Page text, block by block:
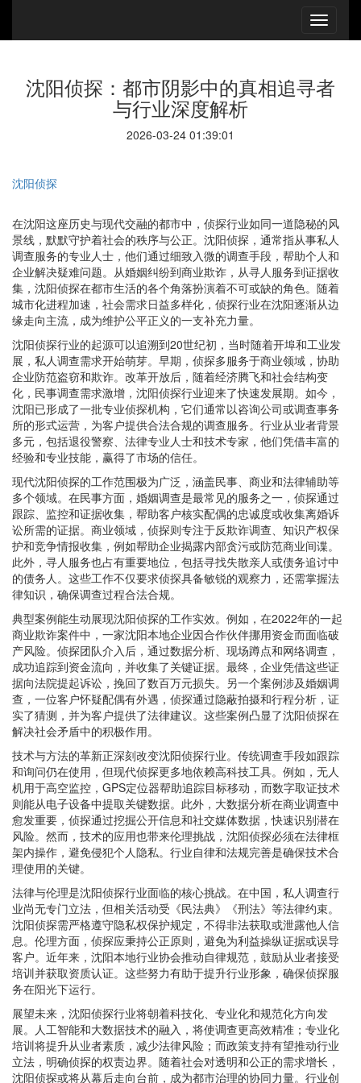
沈阳侦探：都市阴影中的真相追寻者
与行业深度解析
2026-03-24 01:39:01
沈阳侦探
在沈阳这座历史与现代交融的都市中，侦探行业如同一道隐秘的风
景线，默默守护着社会的秩序与公正。沈阳侦探，通常指从事私人
调查服务的专业人士，他们通过细致入微的调查手段，帮助个人和
企业解决疑难问题。从婚姻纠纷到商业欺诈，从寻人服务到证据收
集，沈阳侦探在都市生活的各个角落扮演着不可或缺的角色。随着
城市化进程加速，社会需求日益多样化，侦探行业在沈阳逐渐从边
缘走向主流，成为维护公平正义的一支补充力量。
沈阳侦探行业的起源可以追溯到20世纪初，当时随着开埠和工业发
展，私人调查需求开始萌芽。早期，侦探多服务于商业领域，协助
企业防范盗窃和欺诈。改革开放后，随着经济腾飞和社会结构变
化，民事调查需求激增，沈阳侦探行业迎来了快速发展期。如今，
沈阳已形成了一批专业侦探机构，它们通常以咨询公司或调查事务
所的形式运营，为客户提供合法合规的调查服务。行业从业者背景
多元，包括退役警察、法律专业人士和技术专家，他们凭借丰富的
经验和专业技能，赢得了市场的信任。
现代沈阳侦探的工作范围极为广泛，涵盖民事、商业和法律辅助等
多个领域。在民事方面，婚姻调查是最常见的服务之一，侦探通过
跟踪、监控和证据收集，帮助客户核实配偶的忠诚度或收集离婚诉
讼所需的证据。商业领域，侦探则专注于反欺诈调查、知识产权保
护和竞争情报收集，例如帮助企业揭露内部贪污或防范商业间谍。
此外，寻人服务也占有重要地位，包括寻找失散亲人或债务追讨中
的债务人。这些工作不仅要求侦探具备敏锐的观察力，还需掌握法
律知识，确保调查过程合法合规。
典型案例能生动展现沈阳侦探的工作实效。例如，在2022年的一起
商业欺诈案件中，一家沈阳本地企业因合作伙伴挪用资金而面临破
产风险。侦探团队介入后，通过数据分析、现场蹲点和网络调查，
成功追踪到资金流向，并收集了关键证据。最终，企业凭借这些证
据向法院提起诉讼，挽回了数百万元损失。另一个案例涉及婚姻调
查，一位客户怀疑配偶有外遇，侦探通过隐蔽拍摄和行程分析，证
实了猜测，并为客户提供了法律建议。这些案例凸显了沈阳侦探在
解决社会矛盾中的积极作用。
技术与方法的革新正深刻改变沈阳侦探行业。传统调查手段如跟踪
和询问仍在使用，但现代侦探更多地依赖高科技工具。例如，无人
机用于高空监控，GPS定位器帮助追踪目标移动，而数字取证技术
则能从电子设备中提取关键数据。此外，大数据分析在商业调查中
愈发重要，侦探通过挖掘公开信息和社交媒体数据，快速识别潜在
风险。然而，技术的应用也带来伦理挑战，沈阳侦探必须在法律框
架内操作，避免侵犯个人隐私。行业自律和法规完善是确保技术合
理使用的关键。
法律与伦理是沈阳侦探行业面临的核心挑战。在中国，私人调查行
业尚无专门立法，但相关活动受《民法典》《刑法》等法律约束。
沈阳侦探需严格遵守隐私权保护规定，不得非法获取或泄露他人信
息。伦理方面，侦探应秉持公正原则，避免为利益操纵证据或误导
客户。近年来，沈阳本地行业协会推动自律规范，鼓励从业者接受
培训并获取资质认证。这些努力有助于提升行业形象，确保侦探服
务在阳光下运行。
展望未来，沈阳侦探行业将朝着科技化、专业化和规范化方向发
展。人工智能和大数据技术的融入，将使调查更高效精准；专业化
培训将提升从业者素质，减少法律风险；而政策支持有望推动行业
立法，明确侦探的权责边界。随着社会对透明和公正的需求增长，
沈阳侦探或将从幕后走向台前，成为都市治理的协同力量。行业创